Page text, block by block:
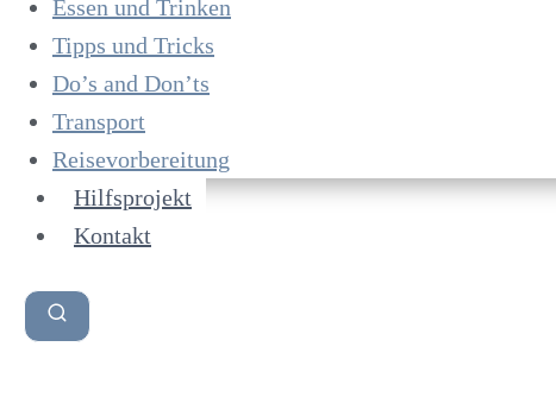
Essen und Trinken
Tipps und Tricks
Do’s and Don’ts
Transport
Reisevorbereitung
Hilfsprojekt
Kontakt